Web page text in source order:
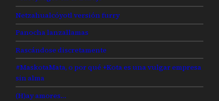
Netzahualcóyotl versión furry
Panocha lanzallamas
Rascándose discretamente
#MaskotaMata, o por qué +Kota es una vulgar empresa
sin alma
(H)ay amores…